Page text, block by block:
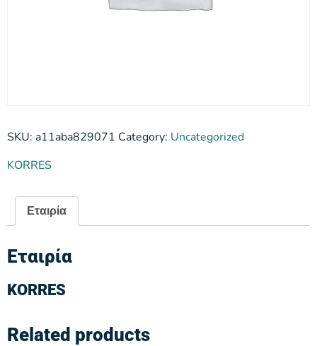
SKU: a11aba829071 Category: Uncategorized
KORRES
Εταιρία
Εταιρία
KORRES
Related products